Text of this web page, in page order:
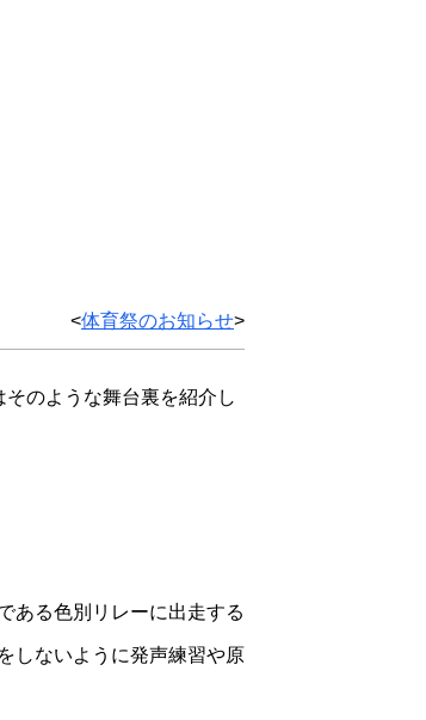
<体育祭のお知らせ>
のような舞台裏を紹介し
ある色別リレーに出走する
しないように発声練習や原